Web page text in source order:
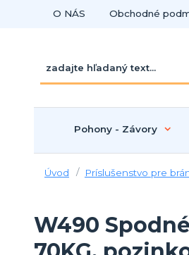
O NÁS Obchodné
Pohony - Závory
Úvod Príslušenstvo pre
W490